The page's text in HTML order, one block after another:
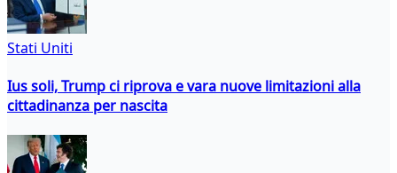
Stati Uniti
Ius soli, Trump ci riprova e vara nuove limitazioni alla
cittadinanza per nascita